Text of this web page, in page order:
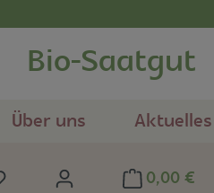
Bio-Saatgut
Über uns Aktuelles
Du hast 0 Produkte auf dem
0,00 €